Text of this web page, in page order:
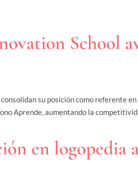
School
su posición como referente
Aprende, aumentando la
en logopedia